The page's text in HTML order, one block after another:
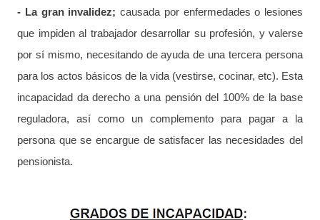
- La gran invalidez; causada por enfermedades o lesiones
que impiden al trabajador desarrollar su profesión, y valerse
por sí mismo, necesitando de ayuda de una tercera persona
para los actos básicos de la vida (vestirse, cocinar, etc). Esta
incapacidad da derecho a una pensión del 100% de la base
reguladora, así como un complemento para pagar a la
persona que se encargue de satisfacer las necesidades del
pensionista.